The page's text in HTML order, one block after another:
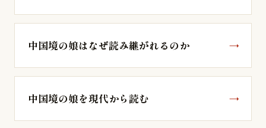
中国境の娘はなぜ読み継がれるのか
中国境の娘を現代から読む